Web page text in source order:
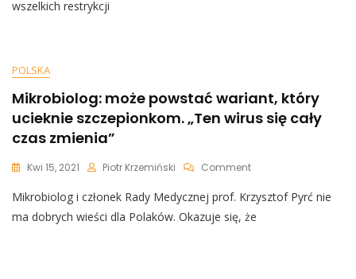
Zasadę,
Że
19…
wszelkich restrykcji
POLSKA
Mikrobiolog: może powstać wariant, który
ucieknie szczepionkom. „Ten wirus się cały
czas zmienia”
Kwi 15, 2021 Piotr Krzemiński CommentOn
Może
Powstać
Mikrobiolog i członek Rady Medycznej prof. Krzysztof Pyrć nie
ma dobrych wieści dla Polaków. Okazuje się, że